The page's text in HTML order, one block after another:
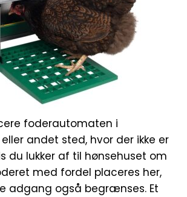
foderautomaten i
andet sted, hvor der ikke er
du lukker af til hønsehuset om
med fordel placeres her,
adgang også begrænses. Et